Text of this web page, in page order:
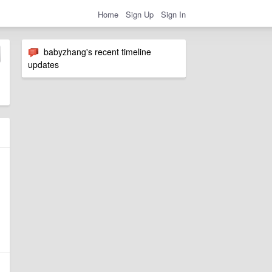
Home Sign Up Sign In
babyzhang's recent timeline
updates